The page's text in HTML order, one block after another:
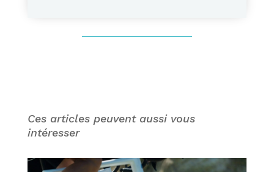
Ces articles peuvent aussi vous
intéresser